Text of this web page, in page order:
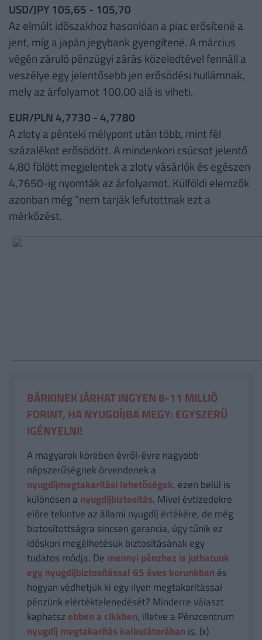
USD/JPY 105,65 - 105,70
Az elmúlt időszakhoz hasonlóan a piac erősítené a
jent, míg a japán jegybank gyengítené. A március
végén záruló pénzügyi zárás közeledtével fennáll a
veszélye egy jelentősebb jen erősödési hullámnak,
mely az árfolyamot 100,00 alá is viheti.
EUR/PLN 4,7730 - 4,7780
A zloty a pénteki mélypont után több, mint fél
százalékot erősödött. A mindenkori csúcsot jelentő
4,80 fölött megjelentek a zloty vásárlók és egészen
4,7650-ig nyomták az árfolyamot. Külföldi elemzők
azonban még "nem tarják lefutottnak ezt a
mérkőzést.
BÁRKINEK JÁRHAT INGYEN 8-11 MILLIÓ
FORINT, HA NYUGDÍJBA MEGY: EGYSZERŰ
IGÉNYELNI!
A magyarok körében évről-évre nagyobb
népszerűségnek örvendenek a
nyugdíjmegtakarítási lehetőségek, ezen belül is
különösen a nyugdíjbiztosítás. Mivel évtizedekre
előre tekintve az állami nyugdíj értékére, de még
biztosítottságra sincsen garancia, úgy tűnik ez
időskori megélhetésük biztosításának egy
tudatos módja. De mennyi pénzhez is juthatunk
egy nyugdíjbiztosítással 65 éves korunkban és
hogyan védhetjük ki egy ilyen megtakarítással
pénzünk elértéktelenedését? Minderre választ
kaphatsz ebben a cikkben, illetve a Pénzcentrum
nyugdíj megtakarítás kalkulátorában is. (x)